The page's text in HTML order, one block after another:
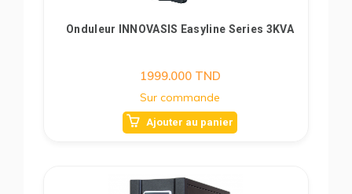
Onduleur INNOVASIS Easyline Series 3KVA
1999.000TND
Sur commande
Ajouter au panier